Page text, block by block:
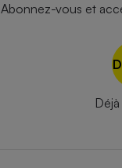
Abonnez-vous et